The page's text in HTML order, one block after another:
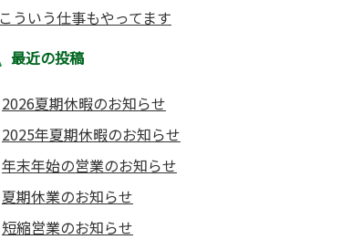
こういう仕事もやってます
最近の投稿
2026夏期休暇のお知らせ
2025年夏期休暇のお知らせ
年末年始の営業のお知らせ
夏期休業のお知らせ
短縮営業のお知らせ